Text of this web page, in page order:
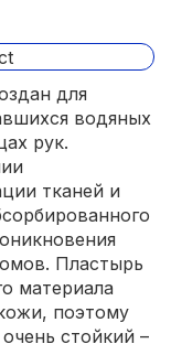
для
водяных
рук.
тканей и
Пластырь
материала
поэтому
стойкий –